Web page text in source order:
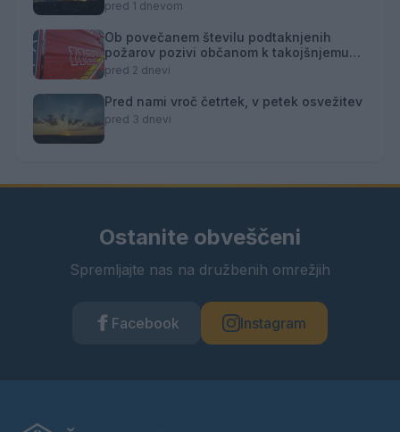
pred 1 dnevom
Ob povečanem številu podtaknjenih
požarov pozivi občanom k takojšnjemu
obveščanju policije
pred 2 dnevi
Pred nami vroč četrtek, v petek osvežitev
pred 3 dnevi
Ostanite obveščeni
Spremljajte nas na družbenih omrežjih
Facebook Instagram